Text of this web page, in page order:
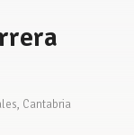
Cantabria